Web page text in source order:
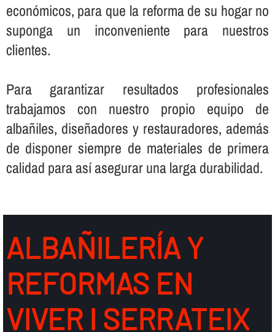
económicos, para que la reforma de su hogar no
suponga un inconveniente para nuestros
clientes.
Para garantizar resultados profesionales
trabajamos con nuestro propio equipo de
albañiles, diseñadores y restauradores, además
de disponer siempre de materiales de primera
calidad para así­ asegurar una larga durabilidad.
ALBAÑILERÍ­A Y
REFORMAS EN
VIVER I SERRATEIX